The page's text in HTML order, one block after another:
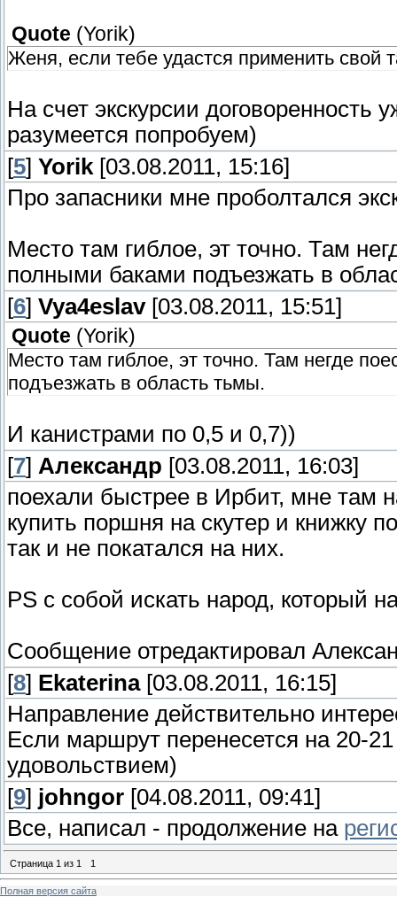
Quote (Yorik)
Женя, если тебе удастся применить свой
На счет экскурсии
разумеется попробуем)
[5] Yorik [03.08.2011, 15:16]
Про запасники мне проболтался
Место там гиблое, эт точно. Там
полными баками подъезжать в
[6] Vya4eslav[03.08.2011, 15:51]
Quote (Yorik)
Место там гиблое, эт точно. Там негде
подъезжать в область тьмы.
И канистрами по 0,5 и 0,7))
[7] Александр [03.08.2011, 16:03]
поехали быстрее в Ирбит, мне там
купить поршня на скутер и книжку
так и не покатался на них.
PS с собой искать народ, который
Сообщение отредактировал
[8] Ekaterina[03.08.2011, 16:15]
Направление действительно
Если маршрут перенесется на 20-
удовольствием)
[9] johngor [04.08.2011, 09:41]
Все, написал - продолжение на
Страница 1 из 1 1
Полная версия сайта